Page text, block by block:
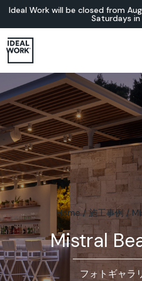
Ideal Work will be closed from
Saturdays in
Home/ 施工事例 /
Mistral
フォトギャラ